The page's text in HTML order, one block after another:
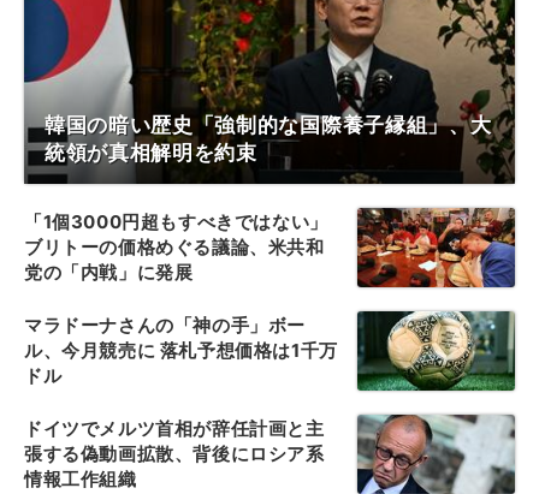
韓国の暗い歴史「強制的な国際養子縁組」、大
統領が真相解明を約束
「1個3000円超もすべきではない」
ブリトーの価格めぐる議論、米共和
党の「内戦」に発展
マラドーナさんの「神の手」ボー
ル、今月競売に 落札予想価格は1千万
ドル
ドイツでメルツ首相が辞任計画と主
張する偽動画拡散、背後にロシア系
情報工作組織